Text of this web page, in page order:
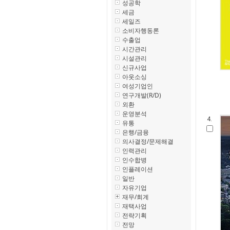
성공학
세금
세일즈
소비자행동론
수출업
시간관리
시설관리
신규사업
아웃소싱
여성기업인
연구개발(R/D)
외환
운영분석
유통
은행/금융
의사결정/문제해결
인력관리
인수합병
인플레이션
일반
자유기업
재무/회계
재택사업
전략기획
전망
4.